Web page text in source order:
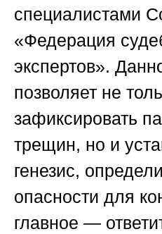
специалистами
«Федерация
экспертов».
позволяет не
зафиксировать
трещин, но и
генезис,
опасности для
главное —